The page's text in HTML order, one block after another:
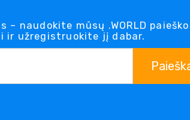
– naudokite mūsų .WORLD
ir užregistruokite jį dabar.